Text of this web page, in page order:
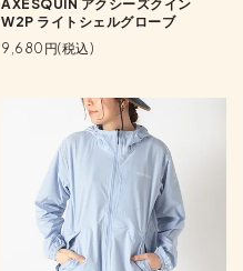
AXESQUIN アクシーズクイン
W2P ライトシェルグローブ
9,680円(税込)